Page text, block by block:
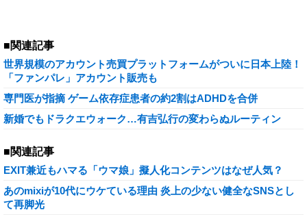
■関連記事
世界規模のアカウント売買プラットフォームがついに日本上陸！
「ファンパレ」アカウント販売も
専門医が指摘 ゲーム依存症患者の約2割はADHDを合併
新婚でもドラクエウォーク…有吉弘行の変わらぬルーティン
■関連記事
EXIT兼近もハマる「ウマ娘」擬人化コンテンツはなぜ人気？
あのmixiが10代にウケている理由 炎上の少ない健全なSNSとし
て再脚光